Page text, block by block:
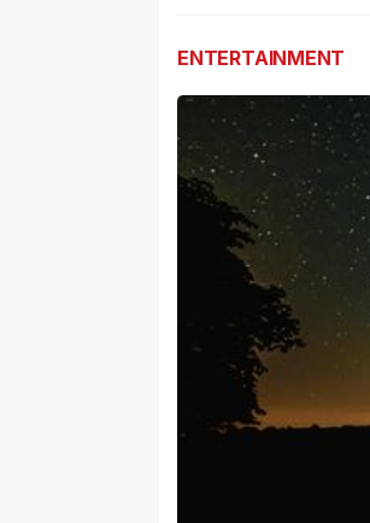
ENTERTAINMENT